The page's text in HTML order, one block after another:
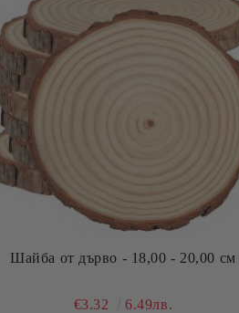
Шайба от дърво - 18,00 - 20,00 см
€3.32 6.49лв.